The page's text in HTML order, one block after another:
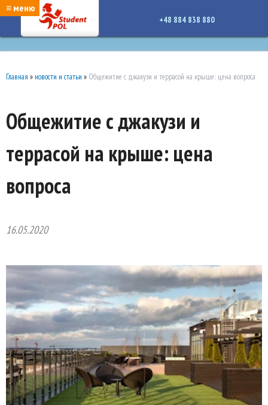
google-site-verification: google7a917c261df1566b.htmlgoogle-site-verification:
google7a917c261df1566b.html
≡ меню
+48 884 838 880
Главная » новости и статьи » Общежитие с джакузи и террасой на крыше: цена вопроса
Общежитие с джакузи и
террасой на крыше: цена
вопроса
16.05.2020